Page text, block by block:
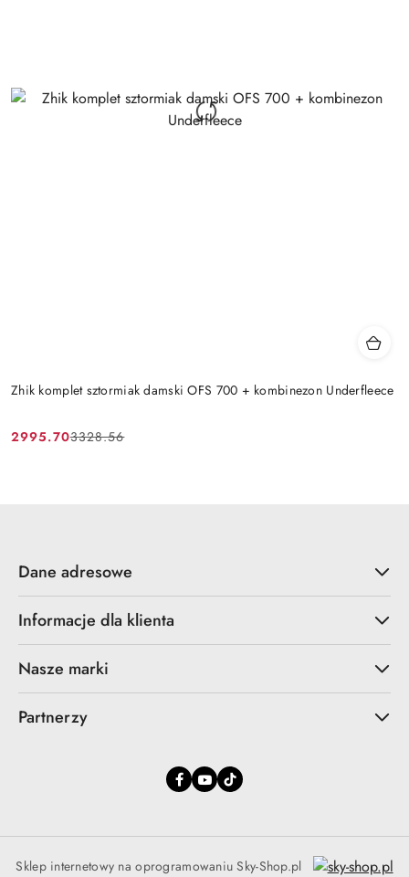
Zhik komplet sztormiak damski OFS 700 + kombinezon Underfleece
Cena
2995.70
Cena
3328.56
Dane adresowe
Informacje dla klienta
Nasze marki
Partnerzy
Sklep internetowy na oprogramowaniu Sky-Shop.pl